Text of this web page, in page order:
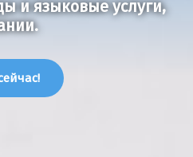
и языковые услуги,